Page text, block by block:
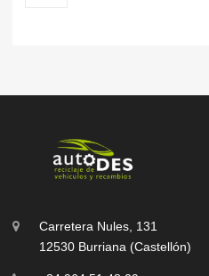
Carretera Nules, 131
12530 Burriana (Castellón)